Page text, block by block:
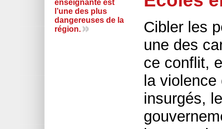
enseignante est
l’une des plus
dangereuses de la
région.
Cibler les
une des
ce conflit,
la
insurgés,